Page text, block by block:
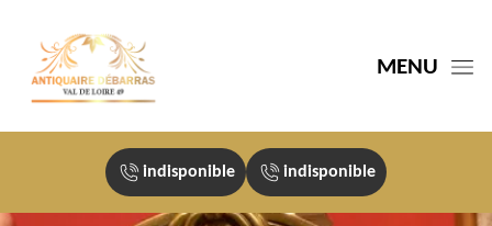
MENU
indisponible indisponible